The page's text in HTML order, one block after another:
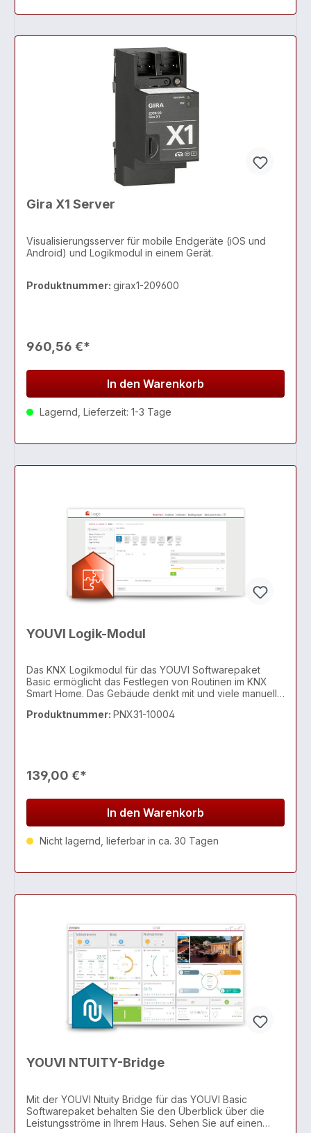
Gira X1 Server
Visualisierungsserver für mobile Endgeräte (iOS und
Android) und Logikmodul in einem Gerät.
Produktnummer: girax1-209600
960,56 €*
In den Warenkorb
Lagernd, Lieferzeit: 1-3 Tage
YOUVI Logik-Modul
Das KNX Logikmodul für das YOUVI Softwarepaket
Basic ermöglicht das Festlegen von Routinen im KNX
Smart Home. Das Gebäude denkt mit und viele manuelle
Benachrichtigungen über bestimmte Ereignisse sind
Produktnummer: PNX31-10004
139,00 €*
In den Warenkorb
Nicht lagernd, lieferbar in ca. 30 Tagen
YOUVI NTUITY-Bridge
Mit der YOUVI Ntuity Bridge für das YOUVI Basic
Softwarepaket behalten Sie den Überblick über die
Leistungsströme in Ihrem Haus. Sehen Sie auf einen